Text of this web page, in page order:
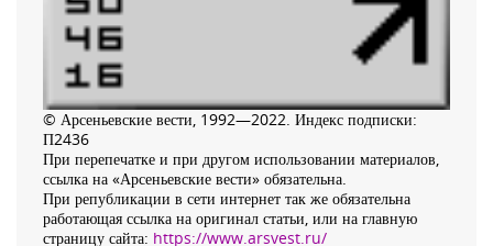
© Арсеньевские вести, 1992—2022. Индекс подписки:
П2436
При перепечатке и при другом использовании материалов,
ссылка на «Арсеньевские вести» обязательна.
При републикации в сети интернет так же обязательна
работающая ссылка на оригинал статьи, или на главную
страницу сайта: https://www.arsvest.ru/